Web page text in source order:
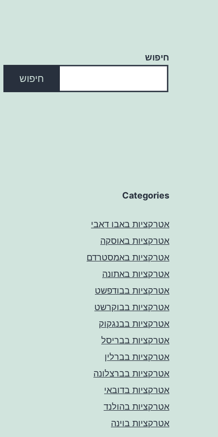
חיפוש
חיפוש
Categories
אטרקציות באבו דאבי
אטרקציות באוסקה
אטרקציות באמסטרדם
אטרקציות באתונה
אטרקציות בבודפשט
אטרקציות בבוקרשט
אטרקציות בבנגקוק
אטרקציות בבריסל
אטרקציות בברלין
אטרקציות בברצלונה
אטרקציות בדובאי
אטרקציות בהולנד
אטרקציות בוינה